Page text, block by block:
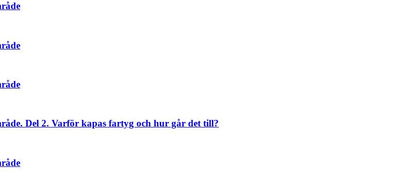
Del 2. Varför kapas fartyg och hur går det till?